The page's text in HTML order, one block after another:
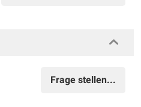
Frage stellen...